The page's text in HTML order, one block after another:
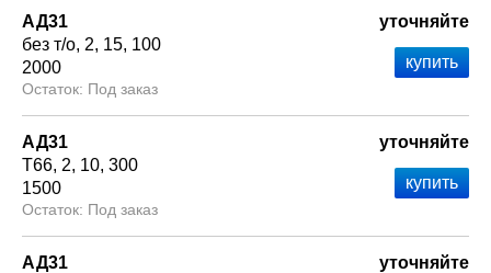
АД31
без т/о 2 15 100
2000
Под заказ
уточняйте
АД31
Т66 2 10 300
1500
Под заказ
уточняйте
АД31
уточняйте